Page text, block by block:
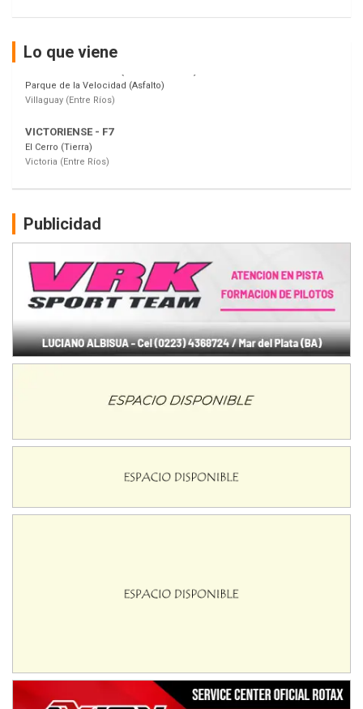
Lo que viene
ENTRERRIANO - F6 (POSTERGADA)
Parque de la Velocidad (Asfalto)
VICTORIENSE - F7
Victoria (Entre Ríos)
PATAGONICO - F6
CSK - F7
Juventud Unida (Tierra)
Humboldt (Santa Fe)
NORESTE SANTAFESINO - F6
Ciudad de Avellaneda (Asfalto)
SUR SANTAFESINO - F4
José Samuel Sánchez (Tierra)
El Timbó (Tucumán)
COBERTURA ESPECIAL DE E-KART.COM.AR
Ciudad de Trenque Lauquen (Asfalto)
Villaguay (Entre Ríos)
VICTORIENSE - F7
Publicidad